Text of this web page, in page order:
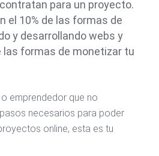
para un proyecto.
el 10% de las formas de
y desarrollando webs y
las formas de monetizar tu
emprendedor que no
necesarios para poder
online, esta es tu